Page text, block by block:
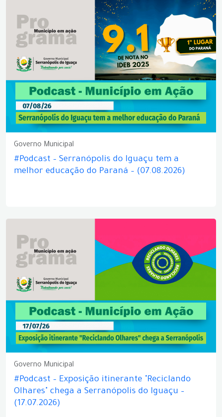
Governo Municipal
#Podcast – Serranópolis do Iguaçu tem a
melhor educação do Paraná – (07.08.2026)
Governo Municipal
#Podcast – Exposição itinerante "Reciclando
Olhares" chega a Serranópolis do Iguaçu –
(17.07.2026)